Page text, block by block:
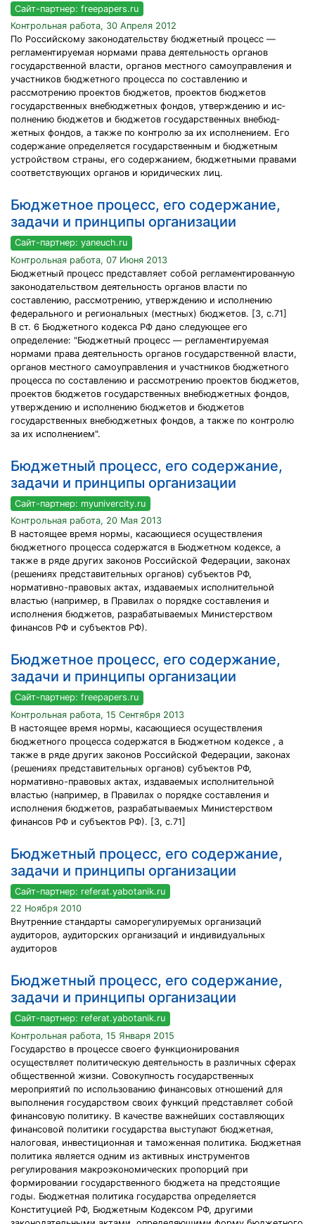
Сайт-партнер: freepapers.ru
Контрольная работа, 30 Апреля 2012
По Российскому законодательству бюджетный процесс —
регламентируемая нормами права деятельность органов
государственной власти, органов местного само­управления и
участников бюджетного процесса по составле­нию и
рассмотрению проектов бюджетов, проектов бюджетов
государственных внебюджетных фондов, утверждению и ис­
полнению бюджетов и бюджетов государственных внебюд­
жетных фондов, а также по контролю за их исполнением. Его
содержание определяется государственным и бюджетным
устройством страны, его содержанием, бюджетными правами
соответствующих органов и юридических лиц.
Бюджетное процесс, его содержание,
задачи и принципы организации
Сайт-партнер: yaneuch.ru
Контрольная работа, 07 Июня 2013
Бюджетный процесс представляет собой регламентированную
законодательством деятельность органов власти по
составлению, рассмотрению, утверждению и исполнению
федерального и региональных (местных) бюджетов. [3, с.71]
В ст. 6 Бюджетного кодекса РФ дано следующее его
определение: "Бюджетный процесс — регламентируемая
нормами права деятельность органов государственной власти,
органов местного самоуправления и участников бюджетного
процесса по составлению и рассмотрению проектов бюджетов,
проектов бюджетов государственных внебюджетных фондов,
утверждению и исполнению бюджетов и бюджетов
государственных внебюджетных фондов, а также по контролю
за их исполнением".
Бюджетный процесс, его содержание,
задачи и принципы организации
Сайт-партнер: myunivercity.ru
Контрольная работа, 20 Мая 2013
В настоящее время нормы, касающиеся осуществления
бюджетного процесса содержатся в Бюджетном кодексе, а
также в ряде других законов Российской Федерации, законах
(решениях представительных органов) субъектов РФ,
нормативно-правовых актах, издаваемых исполнительной
властью (например, в Правилах о порядке составления и
исполнения бюджетов, разрабатываемых Министерством
финансов РФ и субъектов РФ).
Бюджетное процесс, его содержание,
задачи и принципы организации
Сайт-партнер: freepapers.ru
Контрольная работа, 15 Сентября 2013
В настоящее время нормы, касающиеся осуществления
бюджетного процесса содержатся в Бюджетном кодексе , а
также в ряде других законов Российской Федерации, законах
(решениях представительных органов) субъектов РФ,
нормативно-правовых актах, издаваемых исполнительной
властью (например, в Правилах о порядке составления и
исполнения бюджетов, разрабатываемых Министерством
финансов РФ и субъектов РФ). [3, с.71]
Бюджетный процесс, его содержание,
задачи и принципы организации
Сайт-партнер: referat.yabotanik.ru
22 Ноября 2010
Внутренние стандарты саморегулируемых организаций
аудиторов, аудиторских организаций и индивидуальных
аудиторов
Бюджетный процесс, его содержание,
задачи и принципы организации
Сайт-партнер: referat.yabotanik.ru
Контрольная работа, 15 Января 2015
Государство в процессе своего функционирования
осуществляет политическую деятельность в различных сферах
общественной жизни. Совокупность государственных
мероприятий по использованию финансовых отношений для
выполнения государством своих функций представляет собой
финансовую политику. В качестве важнейших составляющих
финансовой политики государства выступают бюджетная,
налоговая, инвестиционная и таможенная политика. Бюджетная
политика является одним из активных инструментов
регулирования макроэкономических пропорций при
формировании государственного бюджета на предстоящие
годы. Бюджетная политика государства определяется
Конституцией РФ, Бюджетным Кодексом РФ, другими